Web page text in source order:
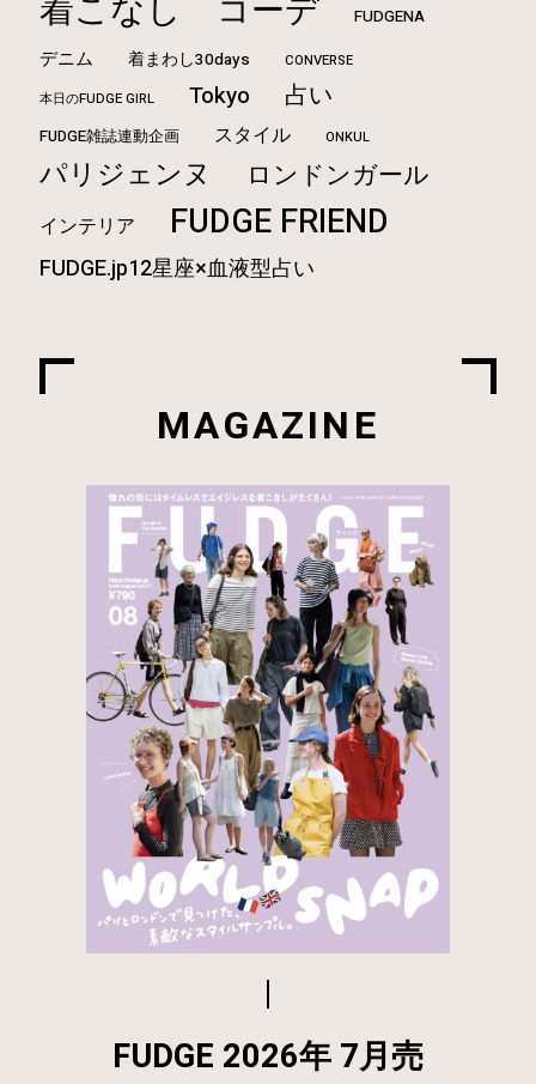
コーデ FUDGENA
デニム 着まわし30days
CONVERSE
本日のFUDGE GIRL
Tokyo 占い
FUDGE雑誌連動企画 スタイル ONKUL
パリジェンヌ ロンドンガール
インテリア FUDGE FRIEND
FUDGE.jp12星座×血液型占い
MAGAZINE
FUDGE 2026年 7月売